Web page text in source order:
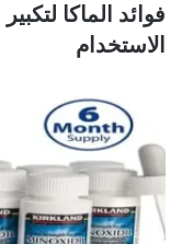
فوائد الماكا
الاستخدام